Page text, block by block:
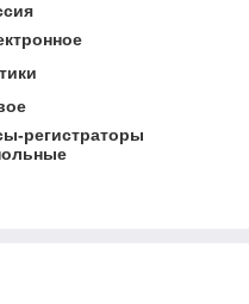
регистраторы